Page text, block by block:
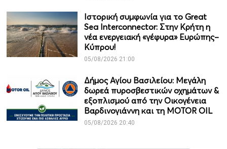
Ιστορική συμφωνία για το Great
Sea Interconnector: Στην Κρήτη η
νέα ενεργειακή «γέφυρα» Ευρώπης–
Κύπρου!
05/08/2026 21:00
Δήμος Αγίου Βασιλείου: Μεγάλη
δωρεά πυροσβεστικών οχημάτων &
εξοπλισμού από την Οικογένεια
Βαρδινογιάννη και τη MOTOR OIL
05/08/2026 20:40